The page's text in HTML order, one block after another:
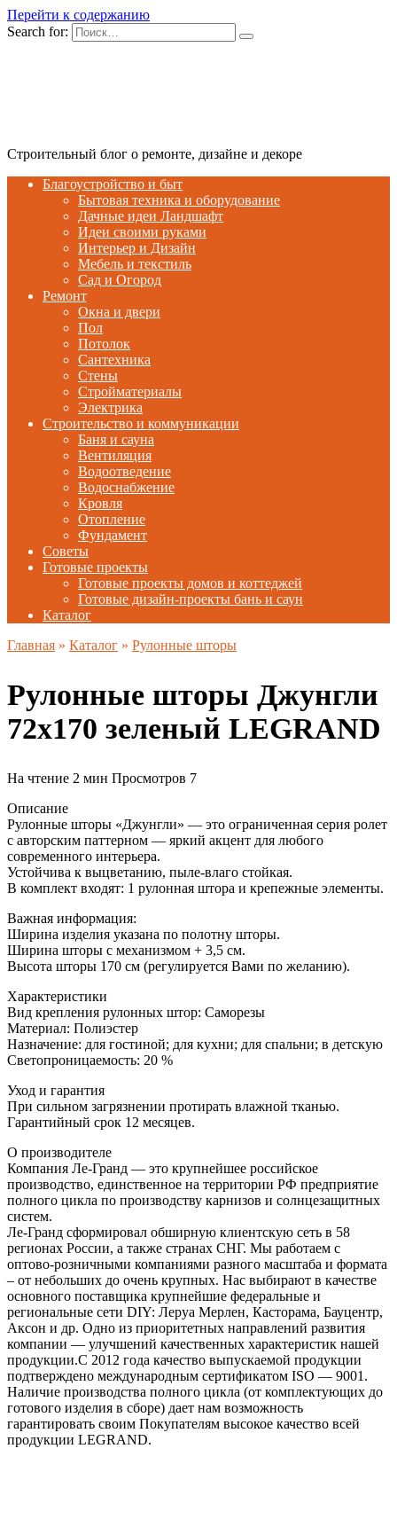
Перейти к содержанию
Search for:
Строительный блог о ремонте, дизайне и декоре
Благоустройство и быт
Бытовая техника и оборудование
Дачные идеи Ландшафт
Идеи своими руками
Интерьер и Дизайн
Мебель и текстиль
Сад и Огород
Ремонт
Окна и двери
Пол
Потолок
Сантехника
Стены
Стройматериалы
Электрика
Строительство и коммуникации
Баня и сауна
Вентиляция
Водоотведение
Водоснабжение
Кровля
Отопление
Фундамент
Советы
Готовые проекты
Готовые проекты домов и коттеджей
Готовые дизайн-проекты бань и саун
Каталог
Главная » Каталог » Рулонные шторы
Рулонные шторы Джунгли
72х170 зеленый LEGRAND
На чтение 2 мин Просмотров 7
Описание
Рулонные шторы «Джунгли» — это ограниченная серия ролет
с авторским паттерном — яркий акцент для любого
современного интерьера.
Устойчива к выцветанию, пыле-влаго стойкая.
В комплект входят: 1 рулонная штора и крепежные элементы.
Важная информация:
Ширина изделия указана по полотну шторы.
Ширина шторы с механизмом + 3,5 см.
Высота шторы 170 см (регулируется Вами по желанию).
Характеристики
Вид крепления рулонных штор: Саморезы
Материал: Полиэстер
Назначение: для гостиной; для кухни; для спальни; в детскую
Светопроницаемость: 20 %
Уход и гарантия
При сильном загрязнении протирать влажной тканью.
Гарантийный срок 12 месяцев.
О производителе
Компания Ле-Гранд — это крупнейшее российское
производство, единственное на территории РФ предприятие
полного цикла по производству карнизов и солнцезащитных
систем.
Ле-Гранд сформировал обширную клиентскую сеть в 58
регионах России, а также странах СНГ. Мы работаем с
оптово-розничными компаниями разного масштаба и формата
– от небольших до очень крупных. Нас выбирают в качестве
основного поставщика крупнейшие федеральные и
региональные сети DIY: Леруа Мерлен, Касторама, Бауцентр,
Аксон и др. Одно из приоритетных направлений развития
компании — улучшений качественных характеристик нашей
продукции.С 2012 года качество выпускаемой продукции
подтверждено международным сертификатом ISO — 9001.
Наличие производства полного цикла (от комплектующих до
готового изделия в сборе) дает нам возможность
гарантировать своим Покупателям высокое качество всей
продукции LEGRAND.